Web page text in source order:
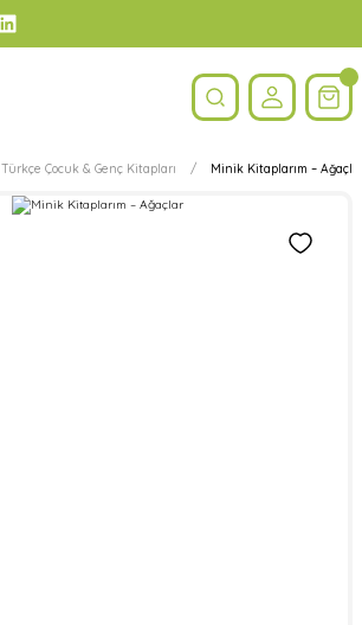
Türkçe Çocuk & Genç Kitapları Minik Kitaplarım –